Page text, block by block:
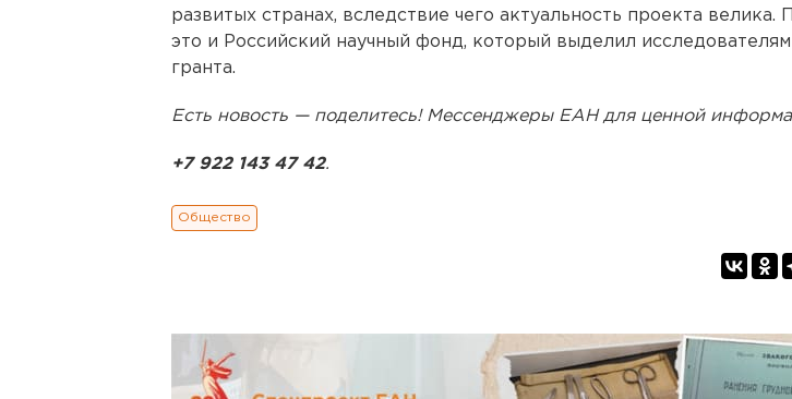
развитых странах, вследствие чего актуальность проекта велика.
это и Российский научный фонд, который выделил
гранта.
Есть новость — поделитесь! Мессенджеры ЕАН для ценной
+7 922 143 47 42.
Общество